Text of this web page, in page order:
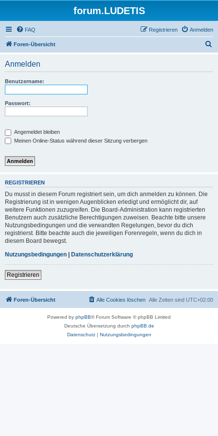
forum.LUDETIS
FAQ Anmelden
Registrieren
Foren-Übersicht
Anmelden
Benutzername:
Passwort:
Angemeldet bleiben
Meinen Online-Status während dieser Sitzung verbergen
REGISTRIEREN
Du musst in diesem Forum registriert sein, um dich anmelden zu können. Die
Registrierung ist in wenigen Augenblicken erledigt und ermöglicht dir, auf
weitere Funktionen zuzugreifen. Die Board-Administration kann registrierten
Benutzern auch zusätzliche Berechtigungen zuweisen. Beachte bitte unsere
Nutzungsbedingungen und die verwandten Regelungen, bevor du dich
registrierst. Bitte beachte auch die jeweiligen Forenregeln, wenn du dich in
diesem Board bewegst.
Nutzungsbedingungen | Datenschutzerklärung
Registrieren
Foren-Übersicht Alle Zeiten sind UTC+02:00
Alle Cookies löschen
Powered by phpBB® Forum Software © phpBB Limited
Deutsche Übersetzung durch phpBB.de
Datenschutz| Nutzungsbedingungen